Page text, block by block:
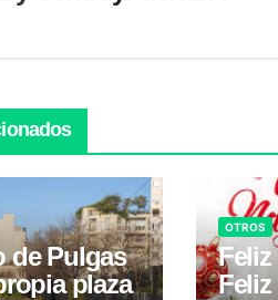
de Pulgas
plaza
OTROS
Feliz